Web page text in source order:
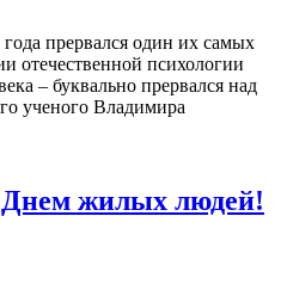
года прервался один их самых
отечественной психологии
– буквально прервался над
ученого Владимира
жилых людей!